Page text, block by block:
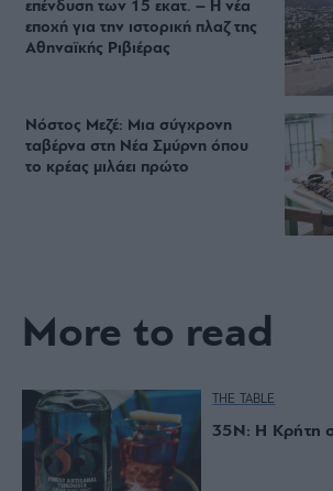
επένδυση των 15 εκατ. – Η νέα
εποχή για την ιστορική πλαζ της
Αθηναϊκής Ριβιέρας
Νόστος Μεζέ: Μια σύγχρονη
ταβέρνα στη Νέα Σμύρνη όπου
το κρέας μιλάει πρώτο
More to read
THE TABLE
35Ν: Η Κρήτη